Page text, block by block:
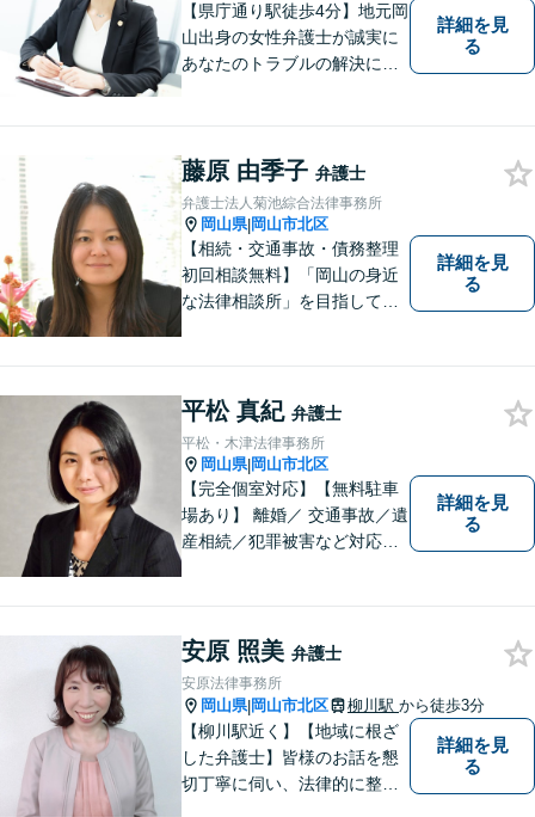
【県庁通り駅徒歩4分】地元岡
山出身の女性弁護士が誠実に
あなたのトラブルの解決に向
詳細を見
る
藤原 由季子 弁護士
弁護士法人菊池綜合法律事務所
岡山県|岡山市北区
【相続・交通事故・債務整理
初回相談無料】「岡山の身近
な法律相談所」を目指してい
んなささいなことでも構いま
せん。お気軽にご相談くださ
い。【土曜日も受付可能】
【専用駐車場あり】
詳細を見
る
平松 真紀 弁護士
平松・木津法律事務所
岡山県|岡山市北区
【完全個室対応】【無料駐車
場あり】 離婚／ 交通事故／遺
産相続／犯罪被害など対応可
詳細を見
る
安原 照美 弁護士
安原法律事務所
岡山県|岡山市北区 柳川駅 から徒歩3分
【柳川駅近く】【地域に根ざ
した弁護士】皆様のお話を懇
切丁寧に伺い、法律的に整理
詳細を見
る